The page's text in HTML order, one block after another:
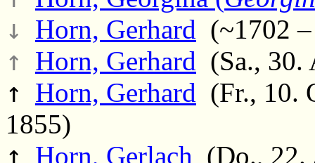
↓ Horn, Gerhard (~1702
↑ Horn, Gerhard (Sa., 30.
↑ Horn, Gerhard (Fr., 10.
1855)
↑ Horn, Gerlach (Do., 22.